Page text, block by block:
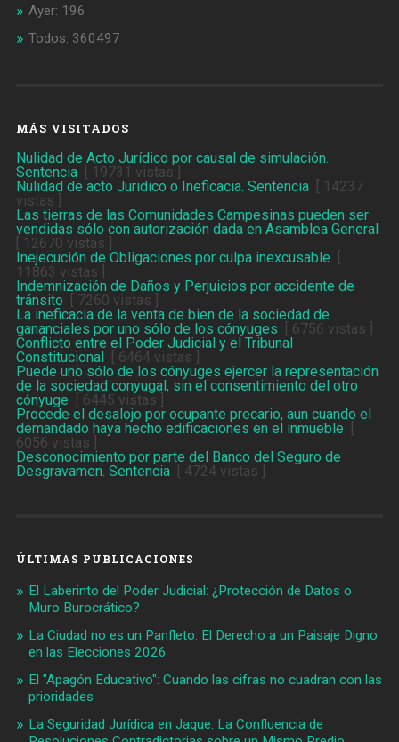
Ayer: 196
Todos: 360497
MÁS VISITADOS
Nulidad de Acto Jurídico por causal de simulación.
Sentencia[ 19731 vistas ]
Nulidad de acto Juridico o Ineficacia. Sentencia[ 14237
vistas ]
Las tierras de las Comunidades Campesinas pueden ser
vendidas sólo con autorización dada en Asamblea General
[ 12670 vistas ]
Inejecución de Obligaciones por culpa inexcusable
11863 vistas ]
Indemnización de Daños y Perjuicios por accidente de
tránsito [ 7260 vistas ]
La ineficacia de la venta de bien de la sociedad de
gananciales por uno sólo de los cónyuges [ 6756 vistas ]
Conflicto entre el Poder Judicial y el Tribunal
Constitucional [ 6464 vistas ]
Puede uno sólo de los cónyuges ejercer la representación
de la sociedad conyugal, sin el consentimiento del otro
cónyuge [ 6445 vistas ]
Procede el desalojo por ocupante precario, aun cuando el
demandado haya hecho edificaciones en el inmueble
6056 vistas ]
Desconocimiento por parte del Banco del Seguro de
Desgravamen. Sentencia[ 4724 vistas ]
ÚLTIMAS PUBLICACIONES
El Laberinto del Poder Judicial: ¿Protección de Datos o
Muro Burocrático?
La Ciudad no es un Panfleto: El Derecho a un Paisaje Digno
en las Elecciones 2026
El "Apagón Educativo": Cuando las cifras no cuadran con las
prioridades
La Seguridad Jurídica en Jaque: La Confluencia de